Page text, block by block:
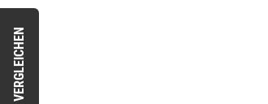
VERGLEICHEN